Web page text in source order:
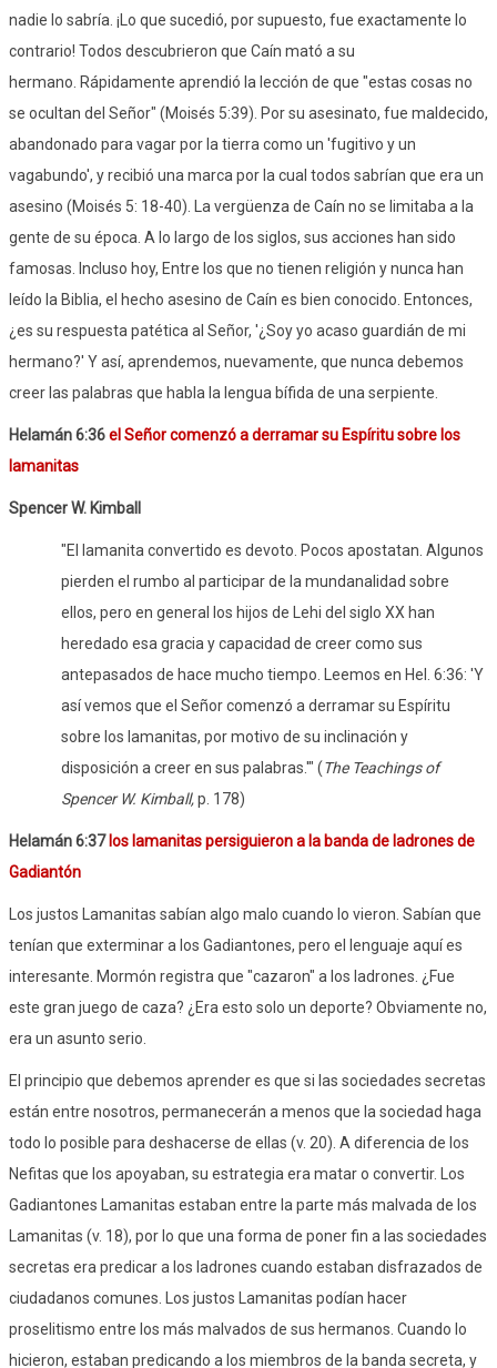
nadie lo sabría. ¡Lo que sucedió, por supuesto, fue exactamente lo
contrario! Todos descubrieron que Caín mató a su
hermano. Rápidamente aprendió la lección de que "estas cosas no
se ocultan del Señor" (Moisés 5:39). Por su asesinato, fue maldecido,
abandonado para vagar por la tierra como un 'fugitivo y un
vagabundo', y recibió una marca por la cual todos sabrían que era un
asesino (Moisés 5: 18-40). La vergüenza de Caín no se limitaba a la
gente de su época. A lo largo de los siglos, sus acciones han sido
famosas. Incluso hoy, Entre los que no tienen religión y nunca han
leído la Biblia, el hecho asesino de Caín es bien conocido. Entonces,
¿es su respuesta patética al Señor, '¿Soy yo acaso guardián de mi
hermano?' Y así, aprendemos, nuevamente, que nunca debemos
creer las palabras que habla la lengua bífida de una serpiente.
Helamán 6:36el Señor comenzó a derramar su Espíritu sobre los
lamanitas
Spencer W. Kimball
"El lamanita convertido es devoto. Pocos apostatan. Algunos
pierden el rumbo al participar de la mundanalidad sobre
ellos, pero en general los hijos de Lehi del siglo XX han
heredado esa gracia y capacidad de creer como sus
antepasados ​​de hace mucho tiempo. Leemos en Hel. 6:36: 'Y
así vemos que el Señor comenzó a derramar su Espíritu
sobre los lamanitas, por motivo de su inclinación y
disposición a creer en sus palabras.'" (The Teachings of
Spencer W. Kimball,p. 178)
Helamán 6:37los lamanitas persiguieron a la banda de ladrones de
Gadiantón
Los justos Lamanitas sabían algo malo cuando lo vieron. Sabían que
tenían que exterminar a los Gadiantones, pero el lenguaje aquí es
interesante. Mormón registra que "cazaron" a los ladrones. ¿Fue
este gran juego de caza? ¿Era esto solo un deporte? Obviamente no,
era un asunto serio.
El principio que debemos aprender es que si las sociedades secretas
están entre nosotros, permanecerán a menos que la sociedad haga
todo lo posible para deshacerse de ellas (v. 20). A diferencia de los
Nefitas que los apoyaban, su estrategia era matar o convertir. Los
Gadiantones Lamanitas estaban entre la parte más malvada de los
Lamanitas (v. 18), por lo que una forma de poner fin a las sociedades
secretas era predicar a los ladrones cuando estaban disfrazados de
ciudadanos comunes. Los justos Lamanitas podían hacer
proselitismo entre los más malvados de sus hermanos. Cuando lo
hicieron, estaban predicando a los miembros de la banda secreta, y